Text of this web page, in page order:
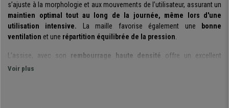
s’ajuste à la morphologie et aux mouvements de l’utilisateur, assurant un
maintien optimal tout au long de la journée, même lors d'une
utilisation intensive. La maille favorise également une
bonne
ventilation et une répartition équilibrée de la pression.
L’assise, avec son rembourrage haute densité offre un excellent
confort tout en
Voir plus